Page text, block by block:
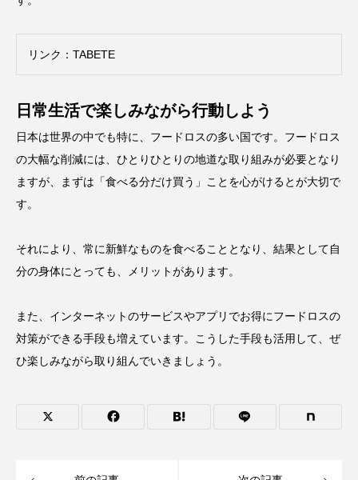
リンク： TABETE
日常生活で楽しみながら行動しよう
日本は世界の中でも特に、フードロスの多い国です。フードロス
の大幅な削減には、ひとりひとりの地道な取り組みが必要となり
ますが、まずは「食べる分だけ買う」ことを心がけるとが大切で
す。
それにより、常に新鮮なものを食べることとなり、結果として自
分の身体にとっても、メリットがあります。
また、インターネットのサービスやアプリでお得にフードロスの
対策ができる手段も増えています。こうした手段も活用して、ぜ
ひ楽しみながら取り組んでいきましょう。